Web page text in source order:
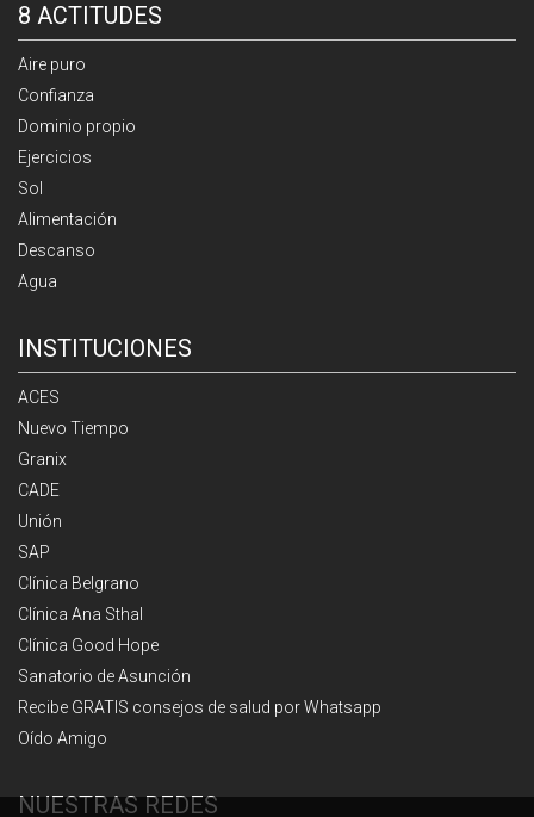
8 ACTITUDES
Aire puro
Confianza
Dominio propio
Ejercicios
Sol
Alimentación
Descanso
Agua
INSTITUCIONES
ACES
Nuevo Tiempo
Granix
CADE
Unión
SAP
Clínica Belgrano
Clínica Ana Sthal
Clínica Good Hope
Sanatorio de Asunción
Recibe GRATIS consejos de salud por Whatsapp
Oído Amigo
NUESTRAS REDES